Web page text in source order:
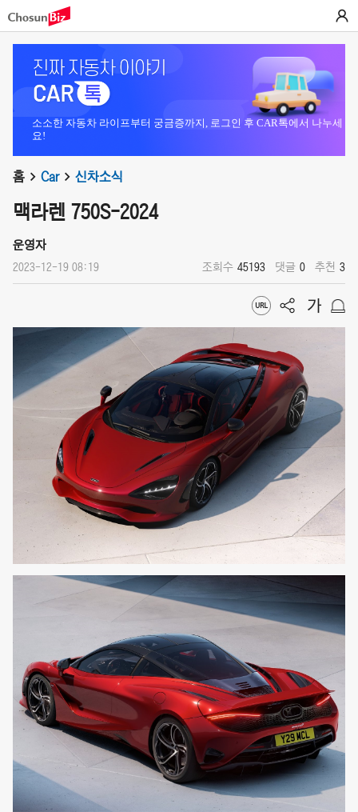
소소한 자동차 라이프부터 궁금증까지, 로그인 후 CAR톡에서 나누세
요!
홈 Car 신차소식
맥라렌 750S-2024
운영자
2023-12-19 08:19 조회수 45193 댓글 0 추천 3